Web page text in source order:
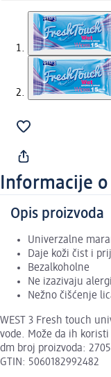
Informacije
Opis proizvoda
Univerzalne
Daje koži čist i
Bezalkoholne
Ne izazivaju
Nežno čišćenje
WEST 3 Fresh touch
vode. Može da ih
dm broj proizvoda:
GTIN: 5060182992482